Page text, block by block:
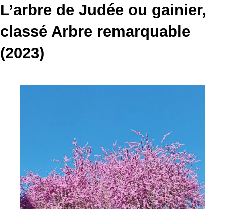
L’arbre de Judée ou gainier,
classé Arbre remarquable
(2023)